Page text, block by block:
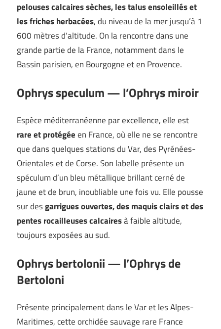
pelouses calcaires sèches, les talus ensoleillés et
les friches herbacées, du niveau de la mer jusqu’à 1
600 mètres d’altitude. On la rencontre dans une
grande partie de la France, notamment dans le
Bassin parisien, en Bourgogne et en Provence.
Ophrys speculum — l’Ophrys miroir
Espèce méditerranéenne par excellence, elle est
rare et protégéeen France, où elle ne se rencontre
que dans quelques stations du Var, des Pyrénées-
Orientales et de Corse. Son labelle présente un
spéculum d’un bleu métallique brillant cerné de
jaune et de brun, inoubliable une fois vu. Elle pousse
sur desgarrigues ouvertes, des maquis clairs et des
pentes rocailleuses calcairesà faible altitude,
toujours exposées au sud.
Ophrys bertolonii — l’Ophrys de
Bertoloni
Présente principalement dans le Var et les Alpes-
Maritimes, cette orchidée sauvage rare France